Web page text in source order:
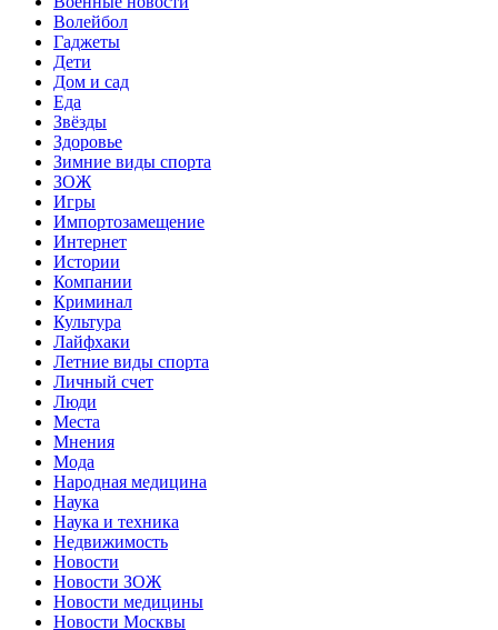
Волейбол
Гаджеты
Дети
Дом и сад
Еда
Звёзды
Здоровье
Зимние виды спорта
ЗОЖ
Игры
Импортозамещение
Интернет
Истории
Компании
Криминал
Культура
Лайфхаки
Летние виды спорта
Личный счет
Люди
Места
Мнения
Мода
Народная медицина
Наука
Наука и техника
Недвижимость
Новости
Новости ЗОЖ
Новости медицины
Новости Москвы